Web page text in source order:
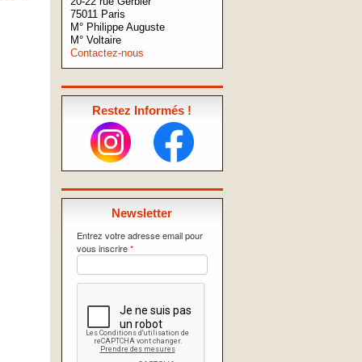
75011 Paris
M° Philippe Auguste
M° Voltaire
Contactez-nous
Restez Informés !
Newsletter
Entrez votre adresse email pour
vous inscrire*